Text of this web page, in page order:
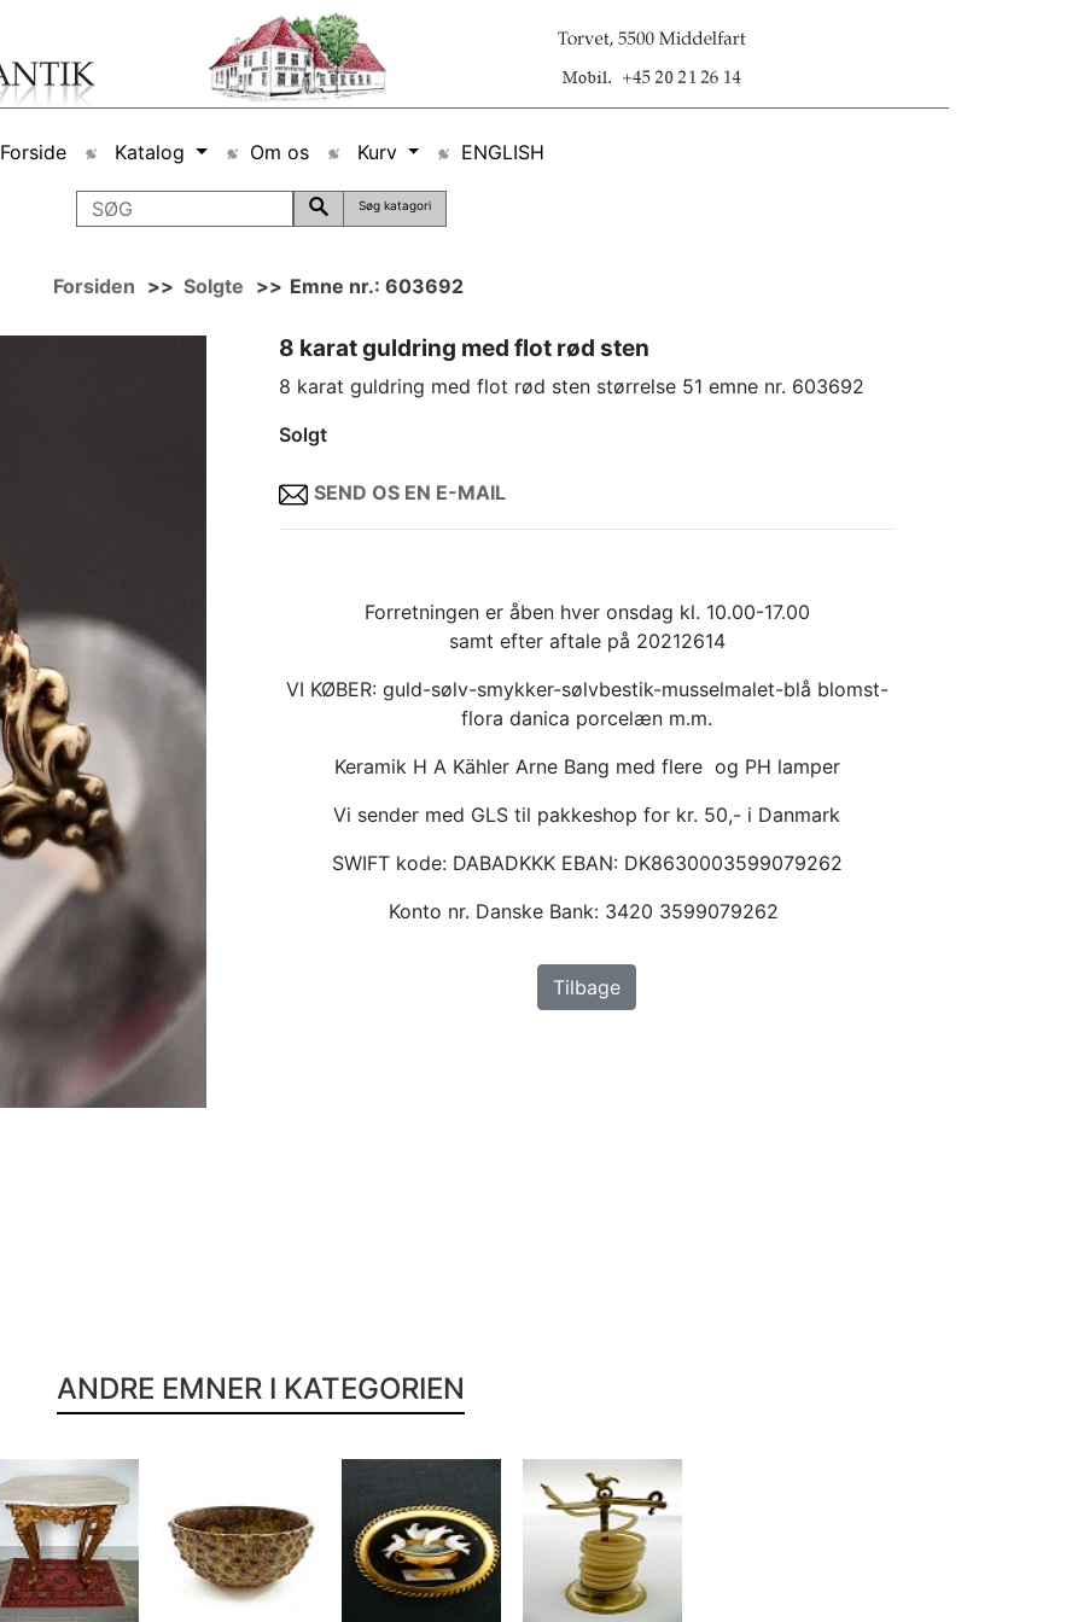
Forside Katalog Om os Kurv ENGLISH
Søg katagori
Forsiden >> Solgte >> Emne nr.: 603692
8 karat guldring med flot rød sten
8 karat guldring med flot rød sten størrelse 51 emne nr. 603692
Solgt
SEND OS EN E-MAIL
Forretningen er åben hver onsdag kl. 10.00-17.00
samt efter aftale på 20212614
VI KØBER: guld-sølv-smykker-sølvbestik-musselmalet-blå blomst-
flora danica porcelæn m.m.
Keramik H A Kähler Arne Bang med flere og PH lamper
Vi sender med GLS til pakkeshop for kr. 50,- i Danmark
SWIFT kode: DABADKKK EBAN: DK8630003599079262
Konto nr. Danske Bank: 3420 3599079262
Tilbage
ANDRE EMNER I KATEGORIEN